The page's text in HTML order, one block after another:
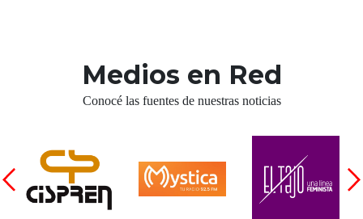
Medios en Red
Conocé las fuentes de nuestras noticias